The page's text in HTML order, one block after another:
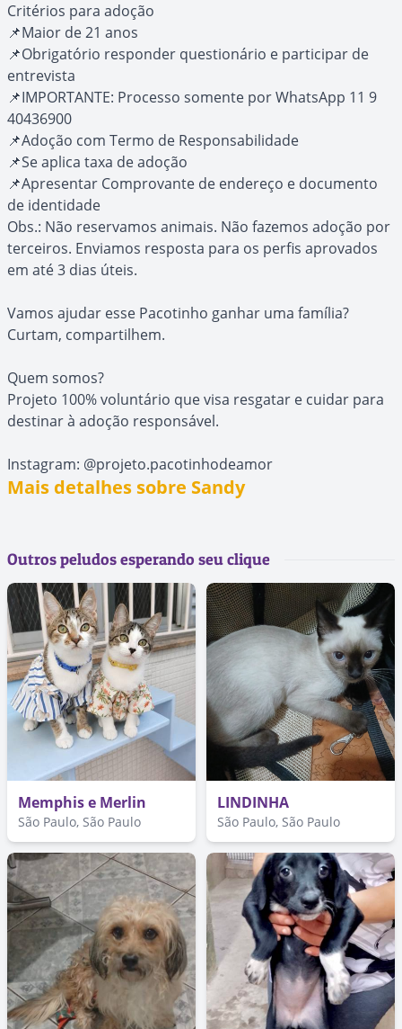
Critérios para adoção
📌Maior de 21 anos
📌Obrigatório responder questionário e participar de
entrevista
📌IMPORTANTE: Processo somente por WhatsApp 11 9
40436900
📌Adoção com Termo de Responsabilidade
📌Se aplica taxa de adoção
📌Apresentar Comprovante de endereço e documento
de identidade
Obs.: Não reservamos animais. Não fazemos adoção por
terceiros. Enviamos resposta para os perfis aprovados
em até 3 dias úteis.
Vamos ajudar esse Pacotinho ganhar uma família?
Curtam, compartilhem.
Quem somos?
Projeto 100% voluntário que visa resgatar e cuidar para
destinar à adoção responsável.
Instagram: @projeto.pacotinhodeamor
Mais detalhes sobre Sandy
Outros peludos esperando seu clique
Memphis e Merlin
São Paulo, São Paulo
LINDINHA
São Paulo, São Paulo